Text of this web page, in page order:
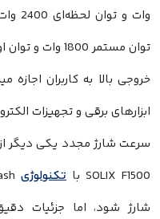
خروجی بالا به کاربران
ابزارهای برقی و تجهیزات
SOLIX F1500 با
تکنولوژی
شارژ شود، اما جزئیات